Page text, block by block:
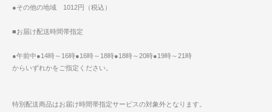
●その他の地域 1012円（税込）
■お届け配送時間帯指定
●午前中●14時～16時●16時～18時●18時～20時●19時～21時
からいずれかをご指定ください。
特別配送商品はお届け時間帯指定サービスの対象外となります。